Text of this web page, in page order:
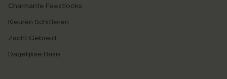
Charmante Feestlooks
Kleuren Schitteren
Zacht Gebreid
Dagelijkse Basis